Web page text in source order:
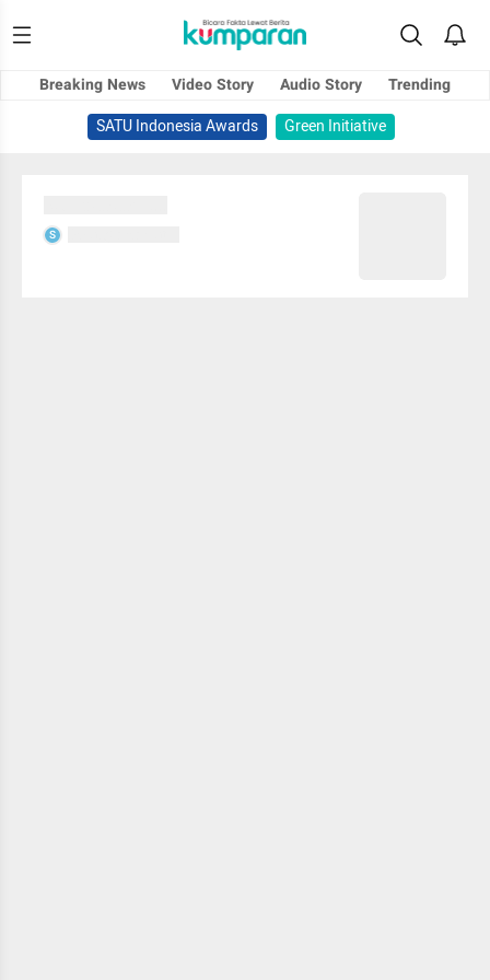
Breaking News Video Story Audio Story
Trending
SATU Indonesia Awards
Green Initiative
S